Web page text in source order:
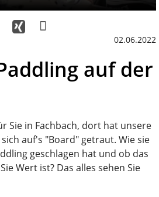
02.06.2022
auf der
Sie in Fachbach, dort hat unsere
auf's "Board" getraut. Wie sie
geschlagen hat und ob das
Wert ist? Das alles sehen Sie